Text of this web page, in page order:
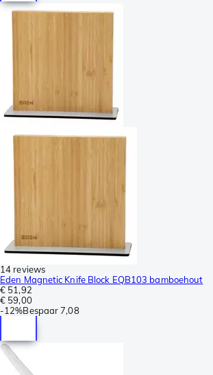
14 reviews
Eden Magnetic Knife Block EQB103 bamboehout
€ 51,92
€ 59,00
-12%Bespaar 7,08